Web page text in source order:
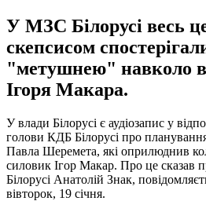
У МЗС Білорусі весь
скепсисом
"метушнею" навколо
Ігоря Макара.
У влади Білорусі є аудіозапис у
голови КДБ Білорусі про
Павла Шеремета, які оприлюднив
силовик Ігор Макар. Про це сказав
Білорусі Анатолій Знак,
вівторок, 19 січня.